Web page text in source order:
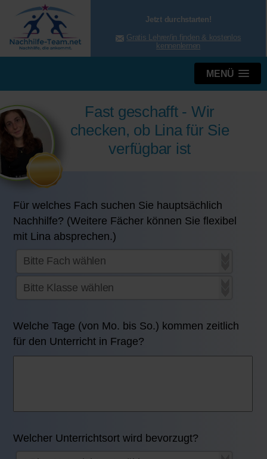
Jetzt durchstarten!
Gratis Lehrer/in finden & kostenlos
kennenlernen
MENÜ
Fast geschafft - Wir
checken, ob Lina für Sie
verfügbar ist
Für welches Fach suchen Sie hauptsächlich
Nachhilfe? (Weitere Fächer können Sie flexibel
mit Lina absprechen.)
Welche Tage (von Mo. bis So.) kommen zeitlich
für den Unterricht in Frage?
Welcher Unterrichtsort wird bevorzugt?